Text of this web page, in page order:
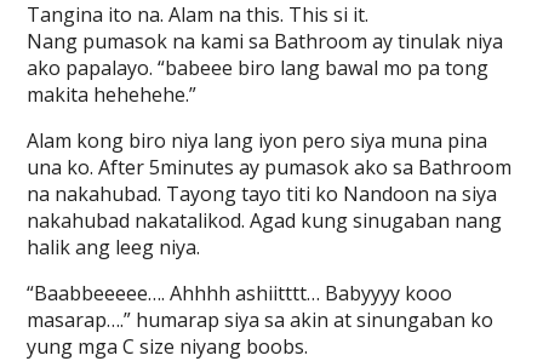
Tangina ito na. Alam na this. This si it.
Nang pumasok na kami sa Bathroom ay tinulak niya
ako papalayo. “babeee biro lang bawal mo pa tong
makita hehehehe.”
Alam kong biro niya lang iyon pero siya muna pina
una ko. After 5minutes ay pumasok ako sa Bathroom
na nakahubad. Tayong tayo titi ko Nandoon na siya
nakahubad nakatalikod. Agad kung sinugaban nang
halik ang leeg niya.
“Baabbeeeee…. Ahhhh ashiitttt… Babyyyy kooo
masarap….” humarap siya sa akin at sinungaban ko
yung mga C size niyang boobs.